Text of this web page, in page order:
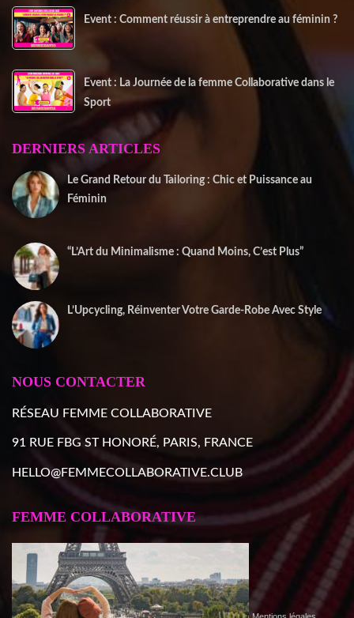
Event : Comment réussir à entreprendre au féminin ?
Event : La Journée de la femme Collaborative dans le
Sport
DERNIERS ARTICLES
Le Grand Retour du Tailoring : Chic et Puissance au
Féminin
“L’Art du Minimalisme : Quand Moins, C’est Plus”
L’Upcycling, Réinventer Votre Garde-Robe Avec Style
NOUS CONTACTER
RÉSEAU FEMME COLLABORATIVE
91 RUE FBG ST HONORÉ, PARIS, FRANCE
HELLO@FEMMECOLLABORATIVE.CLUB
FEMME COLLABORATIVE